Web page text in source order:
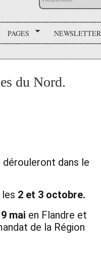
PAGES NEWSLETTER
du Nord.
dans le
2 et 3 octobre.
mai en Flandre et
de la Région